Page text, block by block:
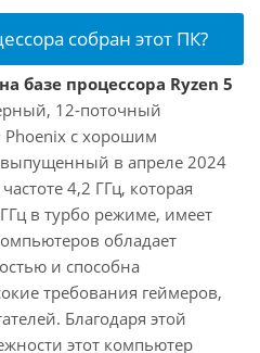
собран этот ПК?
базе процессора Ryzen 5
12-поточный
Phoenix с хорошим
в апреле 2024
4,2 ГГц, которая
в турбо режиме, имеет
обладает
и способна
требования геймеров,
Благодаря этой
этот компьютер